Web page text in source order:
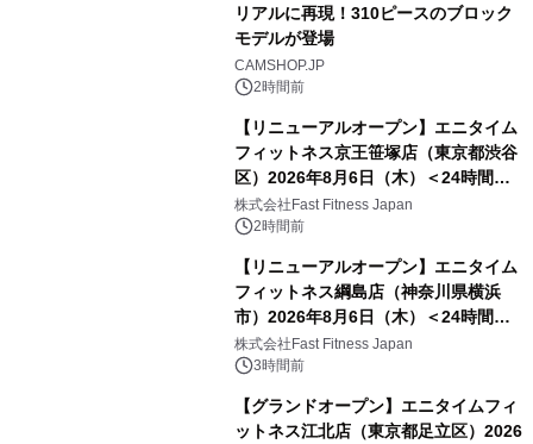
リアルに再現！310ピースのブロック
モデルが登場
CAMSHOP.JP
2時間前
【リニューアルオープン】エニタイム
フィットネス京王笹塚店（東京都渋谷
区）2026年8月6日（木）＜24時間年
中無休のフィットネスジム＞
株式会社Fast Fitness Japan
2時間前
【リニューアルオープン】エニタイム
フィットネス綱島店（神奈川県横浜
市）2026年8月6日（木）＜24時間年
中無休のフィットネスジム＞
株式会社Fast Fitness Japan
3時間前
【グランドオープン】エニタイムフィ
ットネス江北店（東京都足立区）2026